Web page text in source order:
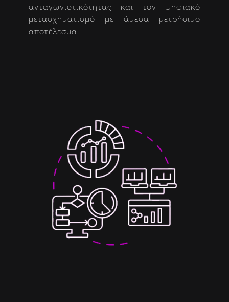
ανταγωνιστικότητας και τον ψηφιακό
μετασχηματισμό με άμεσα μετρήσιμο
αποτέλεσμα.